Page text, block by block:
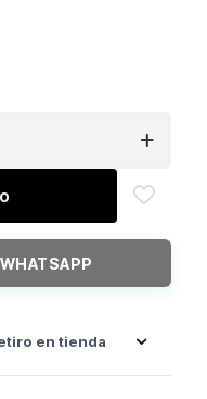
en tienda